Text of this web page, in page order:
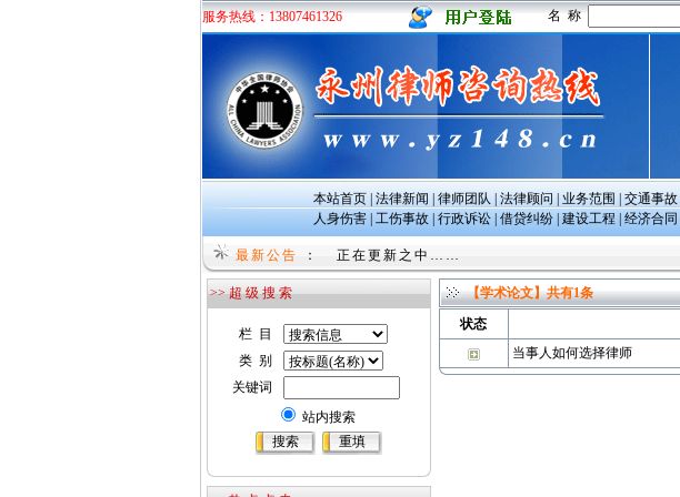
服务热线：13807461326 名 称
本站首页| 法律新闻 律师团队 法律顾问 业务范围 交通事故|
人身伤害| 工伤事故| 行政诉讼| 借贷纠纷| 建设工程 经济合同
最新公告 ：
undefined
正在更新之中……
>> 超 级 搜 索
栏 目
类 别
关键词
站内搜索
【学术论文】共有1条
状态
当事人如何选择律师